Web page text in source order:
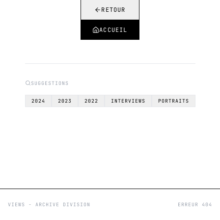
RETOUR
ACCUEIL
SUGGESTIONS
2024 2023 2022 INTERVIEWS PORTRAITS
VIEWS - ARCHIVE DIVISION ERREUR 404